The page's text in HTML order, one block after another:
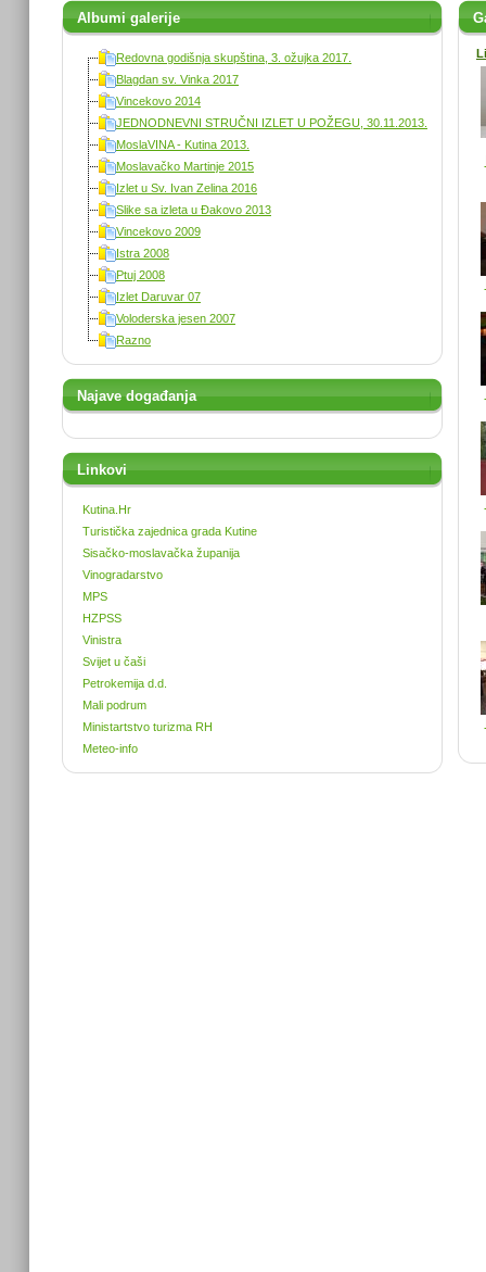
Albumi galerije
Redovna godišnja skupština, 3. ožujka 2017.
Blagdan sv. Vinka 2017
Vincekovo 2014
JEDNODNEVNI STRUČNI IZLET U POŽEGU, 30.11.2013.
MoslaVINA - Kutina 2013.
Moslavačko Martinje 2015
Izlet u Sv. Ivan Zelina 2016
Slike sa izleta u Đakovo 2013
Vincekovo 2009
Istra 2008
Ptuj 2008
Izlet Daruvar 07
Voloderska jesen 2007
Razno
Najave događanja
Linkovi
Kutina.Hr
Turistička zajednica grada Kutine
Sisačko-moslavačka županija
Vinogradarstvo
MPS
HZPSS
Vinistra
Svijet u čaši
Petrokemija d.d.
Mali podrum
Ministartstvo turizma RH
Meteo-info